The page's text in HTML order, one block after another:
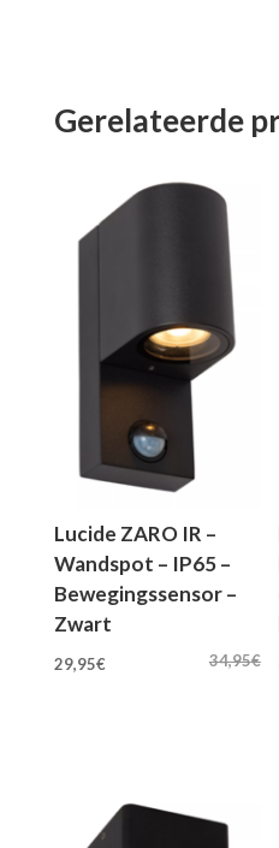
Gerelateerde
Lucide ZARO IR –
Wandspot – IP65 –
Bewegingssensor –
Zwart
34,95€
Oorspronkelijke
29,95€Huidige